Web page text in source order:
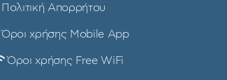
Πολιτική Απορρήτου
Όροι χρήσης Mobile App
Όροι χρήσης Free WiFi